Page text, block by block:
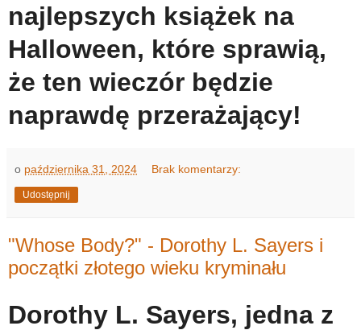
najlepszych książek na
Halloween, które sprawią,
że ten wieczór będzie
naprawdę przerażający!
o października 31, 2024 Brak komentarzy:
Udostępnij
"Whose Body?" - Dorothy L. Sayers i
początki złotego wieku kryminału
Dorothy L. Sayers, jedna z